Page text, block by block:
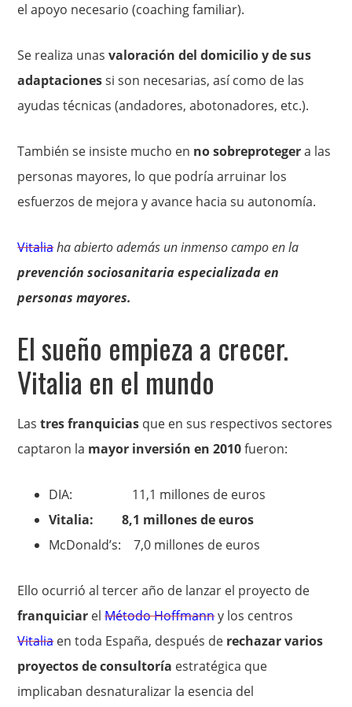
el apoyo necesario (coaching familiar).
Se realiza unasvaloración del domicilio y de sus
adaptacionessi son necesarias, así como de las
ayudas técnicas (andadores, abotonadores, etc.).
También se insiste mucho en no sobreprotegera las
personas mayores, lo que podría arruinar los
esfuerzos de mejora y avance hacia su autonomía.
Vitaliaha abierto además un inmenso campo en la
prevención sociosanitaria especializada en
personas mayores.
El sueño empieza a crecer.
Vitalia en el mundo
Lastres franquicias que en sus respectivos sectores
captaron la mayor inversión en 2010fueron:
DIA: 11,1 millones de euros
Vitalia: 8,1 millones de euros
McDonald’s: 7,0 millones de euros
Ello ocurrió al tercer año de lanzar el proyecto de
franquiciar elMétodo Hoffmanny los centros
Vitaliaen toda España, después de rechazar varios
proyectos de consultoría estratégica que
implicaban desnaturalizar la esencia del